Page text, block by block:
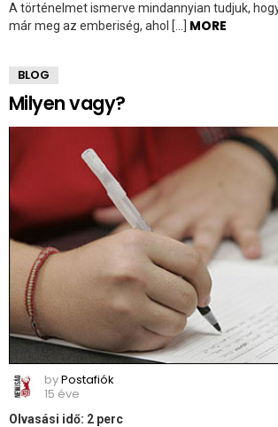
A történelmet ismerve mindannyian tudjuk,
már meg az emberiség, ahol […] MORE
BLOG
Milyen vagy?
byPostafiók
15 éve
Olvasási idő: 2 perc